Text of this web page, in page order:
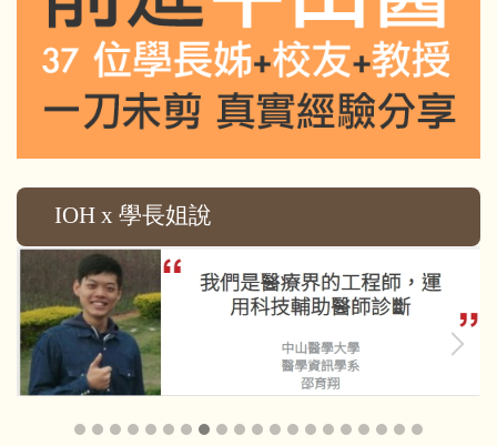
IOH x 學長姐說